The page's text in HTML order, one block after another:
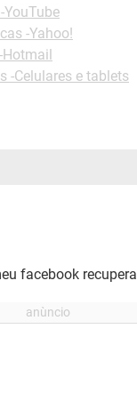
YouTube
-Yahoo!
Hotmail
-Celulares e tablets
facebook recupera